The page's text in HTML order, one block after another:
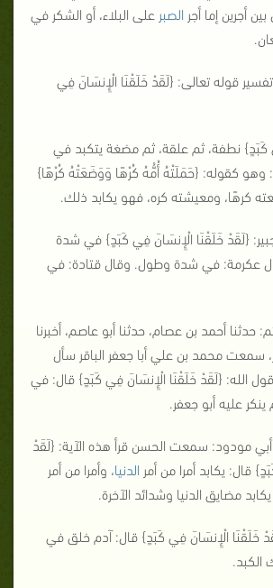
أجرين إما أجر الصبر على البلاء، أو الشكر في
قوله تعالى: {لَقَدْ خَلَقْنَا الْإِنسَانَ فِي
} نطفة، ثم علقة، ثم مضغة يتكبد في
وهو كقوله: {حَمَلَتْهُ أُمُّهُ كُرْهًا وَوَضَعَتْهُ كُرْهًا}
{لَقَدْ خَلَقْنَا الْإِنسَانَ فِي كَبَدٍ} في شدة
عكرمة: في شدة وطول. وقال قتادة: في
حدثنا أحمد بن عصام، حدثنا أبو عاصم، أخبرنا
سمعت محمد بن علي أبا جعفر الباقر سأل
الله: {لَقَدْ خَلَقْنَا الْإِنسَانَ فِي كَبَدٍ} قال: في
عليه أبو جعفر.
مودود: سمعت الحسن قرأ هذه الآية: {لَقَدْ
} قال: يكابد أمرا من أمر الدنيا، وأمرا من أمر
مضايق الدنيا وشدائد الآخرة.
خَلَقْنَا الْإِنسَانَ فِي كَبَدٍ} قال: آدم خلق في